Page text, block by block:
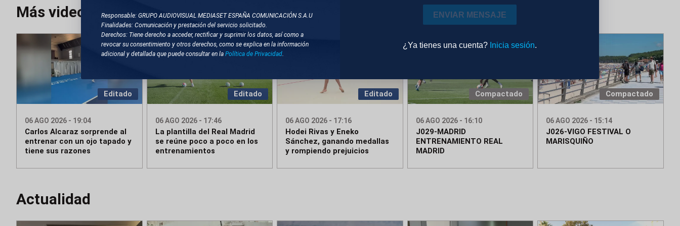
Responsable: GRUPO AUDIOVISUAL MEDIASET ESPAÑA COMUNICACIÓN S.A.U
Finalidades: Comunicación y prestación del servicio solicitado.
Derechos: Tiene derecho a acceder, rectificar y suprimir los datos, así como a
revocar su consentimiento y otros derechos, como se explica en la información
adicional y detallada que puede consultar en la Política de Privacidad.
ENVIAR MENSAJE
¿Ya tienes una cuenta? Inicia sesión.
Más videos
Editado
06 AGO 2026 - 19:04
Carlos Alcaraz sorprende al
entrenar con un ojo tapado y
tiene sus razones
Editado
06 AGO 2026 - 17:46
La plantilla del Real Madrid
se reúne poco a poco en los
entrenamientos
Editado
06 AGO 2026 - 17:16
Hodei Rivas y Eneko
Sánchez, ganando medallas
y rompiendo prejuicios
Compactado
06 AGO 2026 - 16:10
J029-MADRID
ENTRENAMIENTO REAL
MADRID
Compactado
06 AGO 2026 - 15:14
J026-VIGO FESTIVAL O
MARISQUIÑO
Actualidad